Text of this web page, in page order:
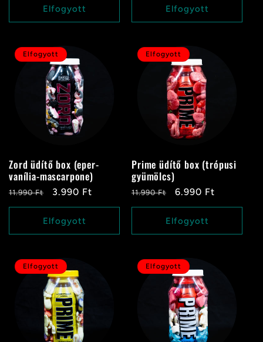
Elfogyott Elfogyott
Elfogyott
Zord üdítő box (eper-
vanília-mascarpone)
Normál
ár
11.990 Ft
Akciós
ár
3.990 Ft
Elfogyott
Elfogyott
Prime üdítő box (trópusi
gyümölcs)
Normál
ár
11.990 Ft
Akciós
ár
6.990 Ft
Elfogyott
Elfogyott Elfogyott